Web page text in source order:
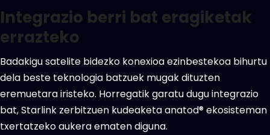
Integrazio berri bat eragiketak
errazteko
Badakigu satelite bidezko konexioa ezinbestekoa bihurtu
dela beste teknologia batzuek mugak dituzten
eremuetara iristeko. Horregatik garatu dugu integrazio
bat, Starlink zerbitzuen kudeaketa anatod® ekosisteman
txertatzeko aukera ematen diguna.